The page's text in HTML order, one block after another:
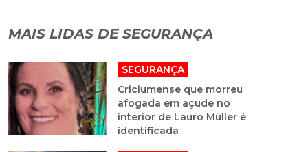
MAIS LIDAS DE SEGURANÇA
SEGURANÇA
Criciumense que morreu
afogada em açude no
interior de Lauro Müller é
identificada